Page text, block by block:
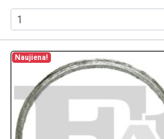
Naujiena!